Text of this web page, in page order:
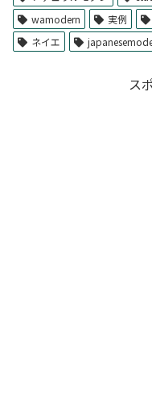
wamodern
実例
ネイエ
ス